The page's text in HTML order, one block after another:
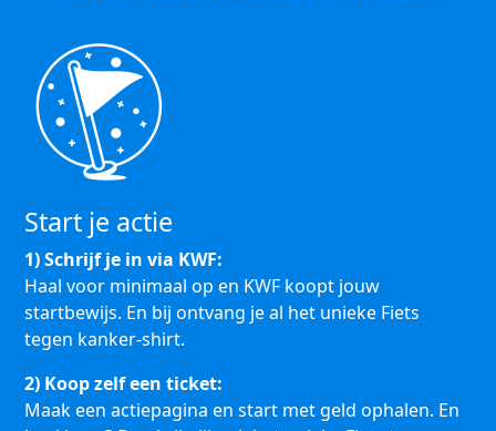
Start je actie
1) Schrijf je in via KWF:
Haal voor minimaal op en KWF koopt jouw
startbewijs. En bij ontvang je al het unieke Fiets
tegen kanker-shirt.
2) Koop zelf een ticket:
Maak een actiepagina en start met geld ophalen. En